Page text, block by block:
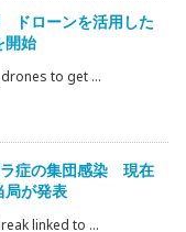
ドローンを活用した
開始
to get ...
ラ症の集団感染 現在
が発表
linked to ...